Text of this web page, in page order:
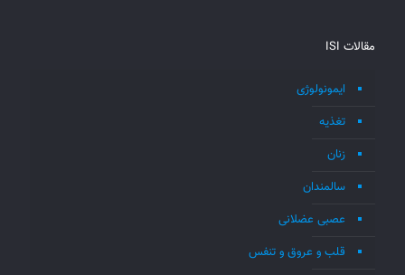
مقالات ISI
ایمونولوژی
تغذیه
زنان
سالمندان
عصبی عضلانی
قلب و عروق و تنفس